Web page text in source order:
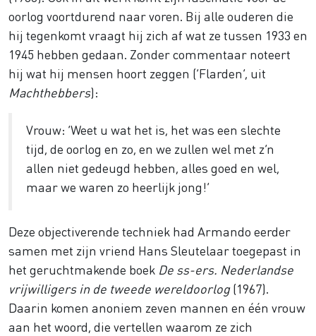
oorlog voortdurend naar voren. Bij alle ouderen die
hij tegenkomt vraagt hij zich af wat ze tussen 1933 en
1945 hebben gedaan. Zonder commentaar noteert
hij wat hij mensen hoort zeggen (‘Flarden’, uit
Machthebbers):
Vrouw: ‘Weet u wat het is, het was een slechte
tijd, de oorlog en zo, en we zullen wel met z’n
allen niet gedeugd hebben, alles goed en wel,
maar we waren zo heerlijk jong!’
Deze objectiverende techniek had Armando eerder
samen met zijn vriend Hans Sleutelaar toegepast in
het geruchtmakende boek De ss-ers. Nederlandse
vrijwilligers in de tweede wereldoorlog(1967).
Daarin komen anoniem zeven mannen en één vrouw
aan het woord, die vertellen waarom ze zich